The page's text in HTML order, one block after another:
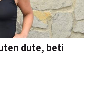
dute, beti